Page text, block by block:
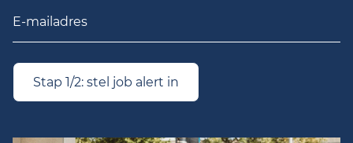
Stap 1/2: stel job alert in